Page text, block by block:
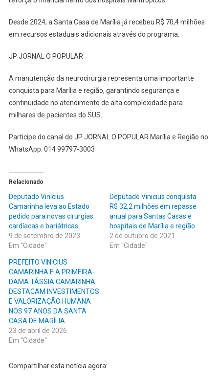
Desde 2024, a Santa Casa de Marília já recebeu R$ 70,4 milhões
em recursos estaduais adicionais através do programa.
JP JORNAL O POPULAR
A manutenção da neurocirurgia representa uma importante
conquista para Marília e região, garantindo segurança e
continuidade no atendimento de alta complexidade para
milhares de pacientes do SUS.
Participe do canal do JP JORNAL O POPULAR Marília e Região no
WhatsApp: 014 99797-3003
Relacionado
Deputado Vinicius
Camarinha leva ao Estado
pedido para novas cirurgias
cardíacas e bariátricas
9 de setembro de 2023
Em "Cidade"
Deputado Vinicius conquista
R$ 32,2 milhões em repasse
anual para Santas Casas e
hospitais de Marília e região
2 de outubro de 2021
Em "Cidade"
PREFEITO VINICIUS
CAMARINHA E A PRIMEIRA-
DAMA TÁSSIA CAMARINHA
DESTACAM INVESTIMENTOS
E VALORIZAÇÃO HUMANA
NOS 97 ANOS DA SANTA
CASA DE MARÍLIA
23 de abril de 2026
Em "Cidade"
Compartilhar esta notícia agora: